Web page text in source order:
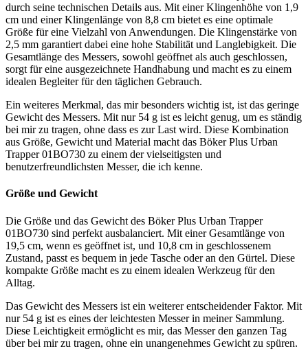
durch seine technischen Details aus. Mit einer Klingenhöhe von 1,9
cm und einer Klingenlänge von 8,8 cm bietet es eine optimale
Größe für eine Vielzahl von Anwendungen. Die Klingenstärke von
2,5 mm garantiert dabei eine hohe Stabilität und Langlebigkeit. Die
Gesamtlänge des Messers, sowohl geöffnet als auch geschlossen,
sorgt für eine ausgezeichnete Handhabung und macht es zu einem
idealen Begleiter für den täglichen Gebrauch.
Ein weiteres Merkmal, das mir besonders wichtig ist, ist das geringe
Gewicht des Messers. Mit nur 54 g ist es leicht genug, um es ständig
bei mir zu tragen, ohne dass es zur Last wird. Diese Kombination
aus Größe, Gewicht und Material macht das Böker Plus Urban
Trapper 01BO730 zu einem der vielseitigsten und
benutzerfreundlichsten Messer, die ich kenne.
Größe und Gewicht
Die Größe und das Gewicht des Böker Plus Urban Trapper
01BO730 sind perfekt ausbalanciert. Mit einer Gesamtlänge von
19,5 cm, wenn es geöffnet ist, und 10,8 cm in geschlossenem
Zustand, passt es bequem in jede Tasche oder an den Gürtel. Diese
kompakte Größe macht es zu einem idealen Werkzeug für den
Alltag.
Das Gewicht des Messers ist ein weiterer entscheidender Faktor. Mit
nur 54 g ist es eines der leichtesten Messer in meiner Sammlung.
Diese Leichtigkeit ermöglicht es mir, das Messer den ganzen Tag
über bei mir zu tragen, ohne ein unangenehmes Gewicht zu spüren.